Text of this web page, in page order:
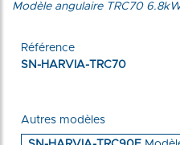
Modèle angulaire TRC70
Référence
SN-HARVIA-TRC70
Autres modèles